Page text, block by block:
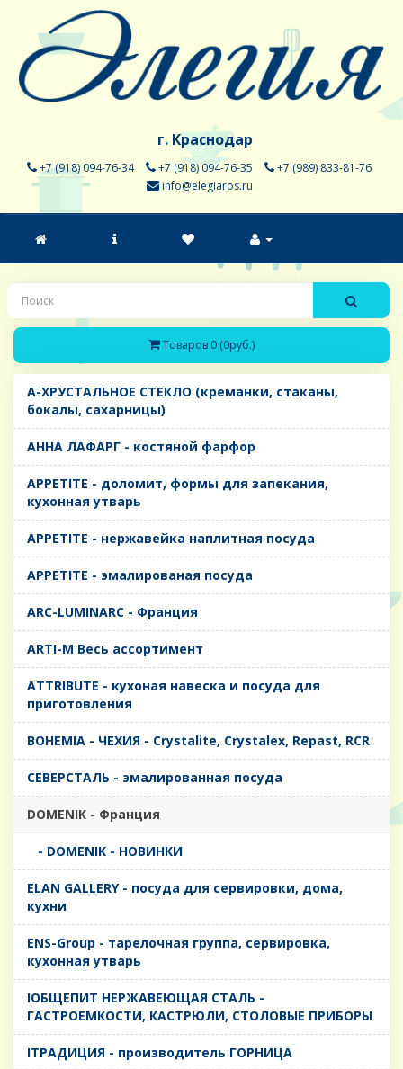
г. Краснодар
+7 (918) 094-76-34 +7 (918) 094-76-35
+7 (989) 833-81-76
info@elegiaros.ru
Товаров 0 (0руб.)
A-ХРУСТАЛЬНОЕ СТЕКЛО (креманки, стаканы,
бокалы, сахарницы)
AHHA ЛАФАРГ - костяной фарфор
APPETITE - доломит, формы для запекания,
кухонная утварь
APPETITE - нержавейка наплитная посуда
APPETITE - эмалированая посуда
ARC-LUMINARC - Франция
ARTI-M Весь ассортимент
ATTRIBUTE - кухоная навеска и посуда для
приготовления
BOHEMIA - ЧЕХИЯ - Crystalite, Crystalex, Repast, RCR
CЕВЕРСТАЛЬ - эмалированная посуда
DOMENIK - Франция
- DOMENIK - НОВИНКИ
ELAN GALLERY - посуда для сервировки, дома,
кухни
ENS-Group - тарелочная группа, сервировка,
кухонная утварь
IОБЩЕПИТ НЕРЖАВЕЮЩАЯ СТАЛЬ -
ГАСТРОЕМКОСТИ, КАСТРЮЛИ, СТОЛОВЫЕ ПРИБОРЫ
IТРАДИЦИЯ - производитель ГОРНИЦА